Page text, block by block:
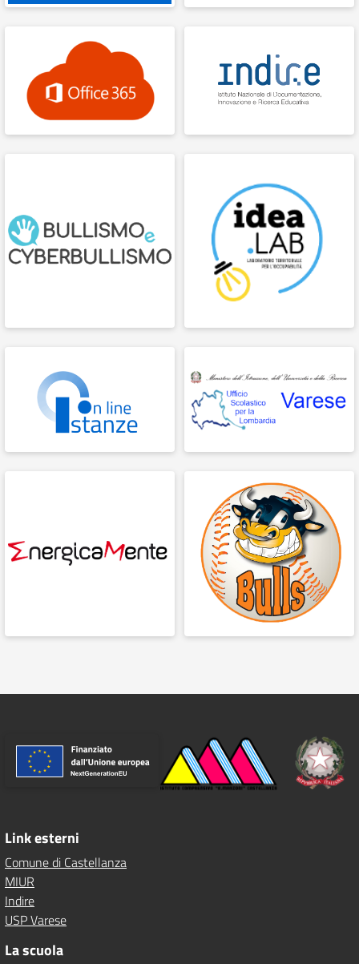
Link esterni
Comune di Castellanza
MIUR
Indire
USP Varese
La scuola